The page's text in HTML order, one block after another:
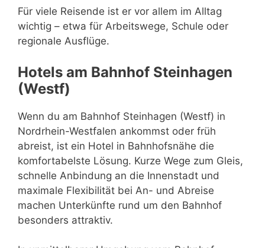
Für viele Reisende ist er vor allem im Alltag
wichtig – etwa für Arbeitswege, Schule oder
regionale Ausflüge.
Hotels am Bahnhof Steinhagen
(Westf)
Wenn du am Bahnhof Steinhagen (Westf) in
Nordrhein-Westfalen ankommst oder früh
abreist, ist ein Hotel in Bahnhofsnähe die
komfortabelste Lösung. Kurze Wege zum Gleis,
schnelle Anbindung an die Innenstadt und
maximale Flexibilität bei An- und Abreise
machen Unterkünfte rund um den Bahnhof
besonders attraktiv.